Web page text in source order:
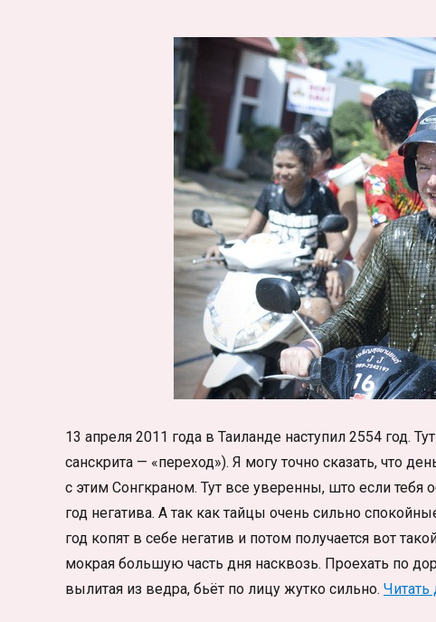
13 апреля 2011 года в Таиланде наступил 2554 год.
санскрита — «переход»). Я могу точно сказать, что
с этим Сонгкраном. Тут все уверенны, што если
год негатива. А так как тайцы очень сильно
год копят в себе негатив и потом получается вот
мокрая большую часть дня насквозь. Проехать по
вылитая из ведра, бьёт по лицу жутко сильно. Читать